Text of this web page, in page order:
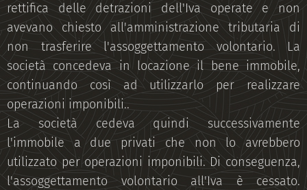
rettifica delle detrazioni dell'Iva operate e non
avevano chiesto all'amministrazione tributaria di
non trasferire l'assoggettamento volontario. La
società concedeva in locazione il bene immobile,
continuando così ad utilizzarlo per realizzare
operazioni imponibili..
La società cedeva quindi successivamente
l'immobile a due privati che non lo avrebbero
utilizzato per operazioni imponibili. Di conseguenza,
l'assoggettamento volontario all'Iva è cessato.